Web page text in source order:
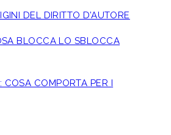
DEL DIRITTO D’AUTORE
BLOCCA LO SBLOCCA
COSA COMPORTA PER I